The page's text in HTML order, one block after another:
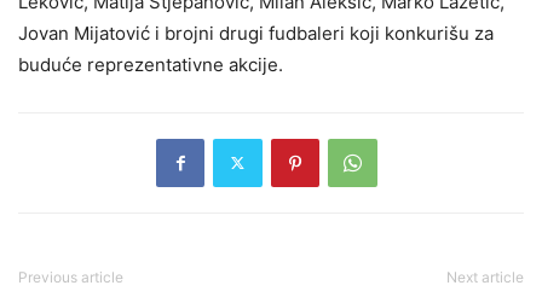
Jovan Mijatović i brojni drugi fudbaleri koji konkurišu za
buduće reprezentativne akcije.
Previous article Next article